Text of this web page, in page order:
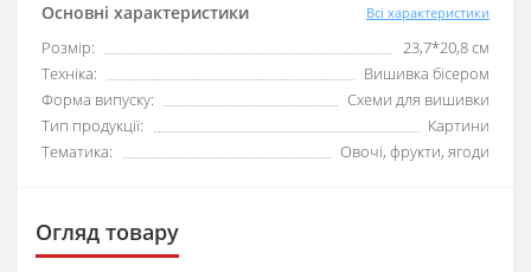
Основні характеристики Всі характеристики
Розмір:
23,7*20,8 см
Техніка:
Вишивка бісером
Форма випуску:
Схеми для вишивки
Тип продукції:
Картини
Тематика:
Овочі, фрукти, ягоди
Огляд товару